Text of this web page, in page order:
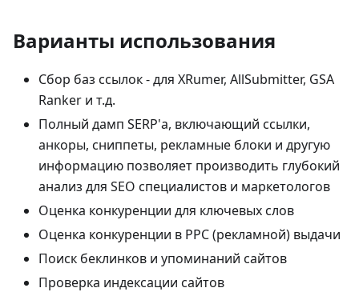
Варианты использования
Сбор баз ссылок - для XRumer, AllSubmitter, GSA
Ranker и т.д.
Полный дамп SERP'а, включающий ссылки,
анкоры, сниппеты, рекламные блоки и другую
информацию позволяет производить глубокий
анализ для SEO специалистов и маркетологов
Оценка конкуренции для ключевых слов
Оценка конкуренции в PPC (рекламной) выдачи
Поиск беклинков и упоминаний сайтов
Проверка индексации сайтов